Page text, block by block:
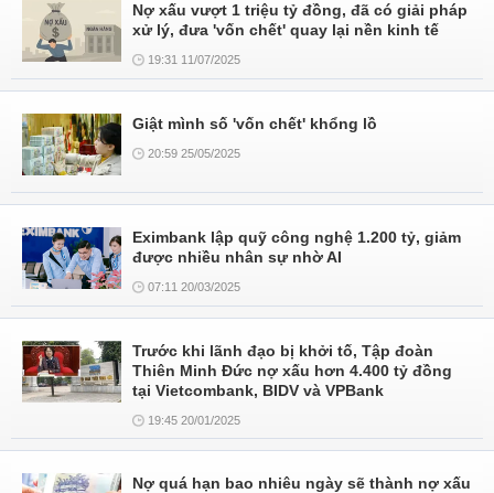
Nợ xấu vượt 1 triệu tỷ đồng, đã có giải pháp
xử lý, đưa 'vốn chết' quay lại nền kinh tế
19:31 11/07/2025
Giật mình số 'vốn chết' khổng lồ
20:59 25/05/2025
Eximbank lập quỹ công nghệ 1.200 tỷ, giảm
được nhiều nhân sự nhờ AI
07:11 20/03/2025
Trước khi lãnh đạo bị khởi tố, Tập đoàn
Thiên Minh Đức nợ xấu hơn 4.400 tỷ đồng
tại Vietcombank, BIDV và VPBank
19:45 20/01/2025
Nợ quá hạn bao nhiêu ngày sẽ thành nợ xấu